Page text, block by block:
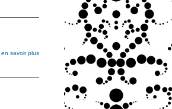
en savoir plus